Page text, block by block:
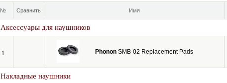
№ Сравнить Имя
Аксессуары для наушников
1 Phonon SMB-02 Replacement Pads
Накладные наушники